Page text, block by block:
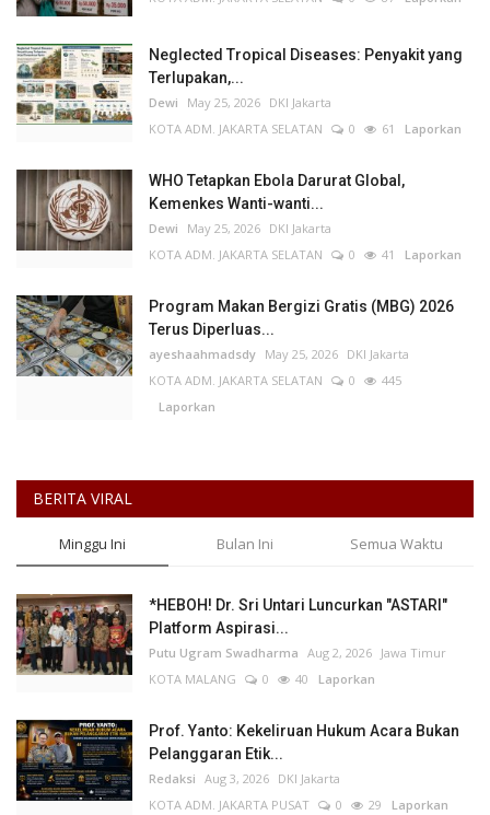
Neglected Tropical Diseases: Penyakit yang
Terlupakan,...
Dewi May 25, 2026 DKI Jakarta
KOTA ADM. JAKARTA SELATAN
0 61 Laporkan
WHO Tetapkan Ebola Darurat Global,
Kemenkes Wanti-wanti...
Dewi May 25, 2026 DKI Jakarta
KOTA ADM. JAKARTA SELATAN
0 41 Laporkan
Program Makan Bergizi Gratis (MBG) 2026
Terus Diperluas...
ayeshaahmadsdy May 25, 2026 DKI Jakarta
KOTA ADM. JAKARTA SELATAN
0
445
Laporkan
BERITA VIRAL
Minggu Ini Bulan Ini Semua Waktu
*HEBOH! Dr. Sri Untari Luncurkan "ASTARI"
Platform Aspirasi...
Putu Ugram Swadharma Aug 2, 2026 Jawa Timur
KOTA MALANG
0 40 Laporkan
Prof. Yanto: Kekeliruan Hukum Acara Bukan
Pelanggaran Etik...
Redaksi Aug 3, 2026 DKI Jakarta
KOTA ADM. JAKARTA PUSAT
0 29 Laporkan